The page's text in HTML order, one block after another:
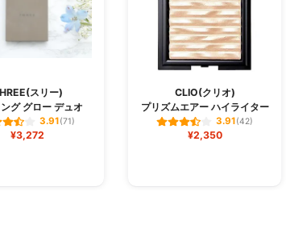
スリー)
グ グロー デュオ
3.91(71)
¥3,272
CLIO(クリオ)
プリズムエアー ハイライター
3.91(42)
¥2,350